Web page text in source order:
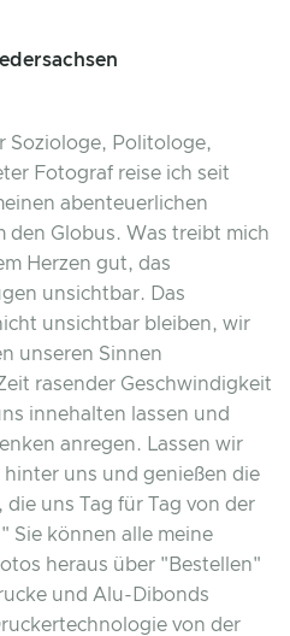
Soziologe, Politologe,
Fotograf reise ich seit
abenteuerlichen
den Globus. Was treibt mich
Herzen gut, das
unsichtbar. Das
unsichtbar bleiben, wir
unseren Sinnen
rasender Geschwindigkeit
innehalten lassen und
anregen. Lassen wir
uns und genießen die
uns Tag für Tag von der
Sie können alle meine
heraus über "Bestellen"
und Alu-Dibonds
von der